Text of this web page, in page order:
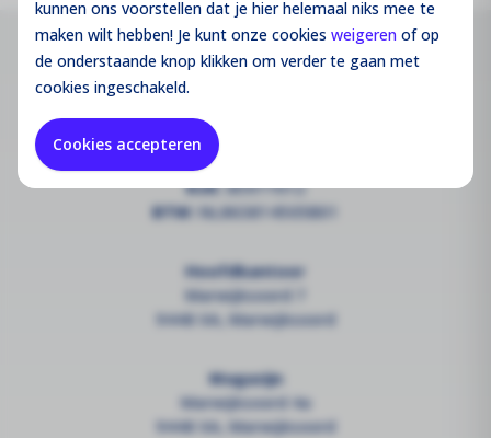
kunnen ons voorstellen dat je hier helemaal niks mee te
maken wilt hebben! Je kunt onze cookies weigeren of op
de onderstaande knop klikken om verder te gaan met
cookies ingeschakeld.
Cookies accepteren
info@groothandelsolar.com
+3185 301 52 31
KvK:85977012
BTW: NL863814505B01
Hoofdkantoor
Marwijksoord 7
9448 XA, Marwijksoord
Magazijn
Marwijksoord 4a
9448 XA, Marwijksoord